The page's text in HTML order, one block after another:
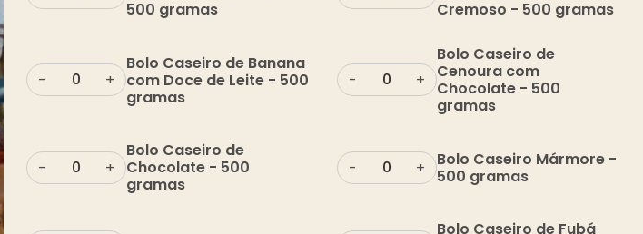
500 gramas
Cremoso - 500 gramas
- +
Bolo Caseiro de Banana
com Doce de Leite - 500
gramas
- +
Bolo Caseiro de
Cenoura com
Chocolate - 500
gramas
- +
Bolo Caseiro de
Chocolate - 500
gramas
- +
Bolo Caseiro Mármore -
500 gramas
Bolo Caseiro de Fubá